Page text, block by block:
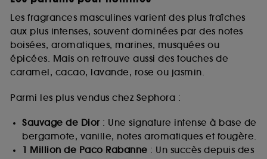
Les fragrances masculines varient des plus fraîches
aux plus intenses, souvent dominées par des notes
boisées, aromatiques, marines, musquées ou
épicées. Mais on retrouve aussi des touches de
caramel, cacao, lavande, rose ou jasmin.
Parmi les plus vendus chez Sephora :
Sauvage de Dior: Une signature intense à base de
bergamote, vanille, notes aromatiques et fougère.
1 Million de Paco Rabanne : Un succès depuis des